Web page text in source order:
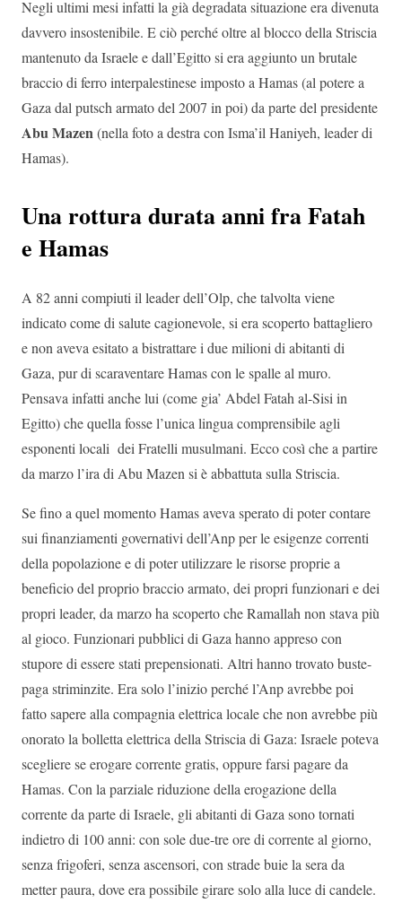
Negli ultimi mesi infatti la già degradata situazione era divenuta
davvero insostenibile. E ciò perché oltre al blocco della Striscia
mantenuto da Israele e dall’Egitto si era aggiunto un brutale
braccio di ferro interpalestinese imposto a Hamas (al potere a
Gaza dal putsch armato del 2007 in poi) da parte del presidente
Abu Mazen(nella foto a destra con Isma’il Haniyeh, leader di
Hamas).
Una rottura durata anni fra Fatah
e Hamas
A 82 anni compiuti il leader dell’Olp, che talvolta viene
indicato come di salute cagionevole, si era scoperto battagliero
e non aveva esitato a bistrattare i due milioni di abitanti di
Gaza, pur di scaraventare Hamas con le spalle al muro.
Pensava infatti anche lui (come gia’ Abdel Fatah al-Sisi in
Egitto) che quella fosse l’unica lingua comprensibile agli
esponenti locali dei Fratelli musulmani. Ecco così che a partire
da marzo l’ira di Abu Mazen si è abbattuta sulla Striscia.
Se fino a quel momento Hamas aveva sperato di poter contare
sui finanziamenti governativi dell’Anp per le esigenze correnti
della popolazione e di poter utilizzare le risorse proprie a
beneficio del proprio braccio armato, dei propri funzionari e dei
propri leader, da marzo ha scoperto che Ramallah non stava più
al gioco. Funzionari pubblici di Gaza hanno appreso con
stupore di essere stati prepensionati. Altri hanno trovato buste-
paga striminzite. Era solo l’inizio perché l’Anp avrebbe poi
fatto sapere alla compagnia elettrica locale che non avrebbe più
onorato la bolletta elettrica della Striscia di Gaza: Israele poteva
scegliere se erogare corrente gratis, oppure farsi pagare da
Hamas. Con la parziale riduzione della erogazione della
corrente da parte di Israele, gli abitanti di Gaza sono tornati
indietro di 100 anni: con sole due-tre ore di corrente al giorno,
senza frigoferi, senza ascensori, con strade buie la sera da
metter paura, dove era possibile girare solo alla luce di candele.